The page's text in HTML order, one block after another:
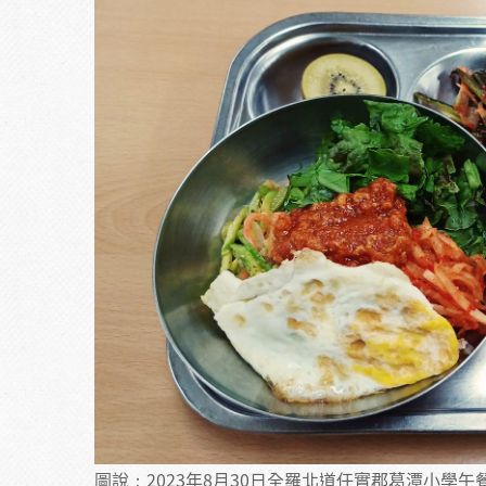
圖說：2023年8月30日全羅北道任實郡葛潭小學午